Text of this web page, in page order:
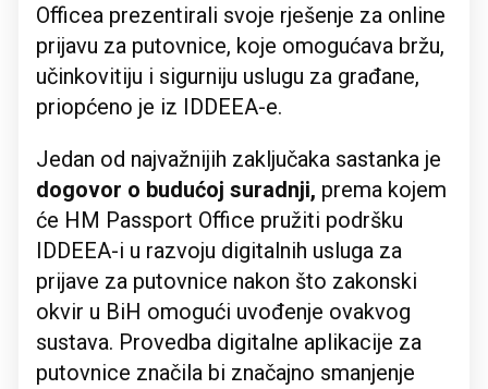
Officea prezentirali svoje rješenje za online
prijavu za putovnice, koje omogućava bržu,
učinkovitiju i sigurniju uslugu za građane,
priopćeno je iz IDDEEA-e.
Jedan od najvažnijih zaključaka sastanka je
dogovor o budućoj suradnji, prema kojem
će HM Passport Office pružiti podršku
IDDEEA-i u razvoju digitalnih usluga za
prijave za putovnice nakon što zakonski
okvir u BiH omogući uvođenje ovakvog
sustava. Provedba digitalne aplikacije za
putovnice značila bi značajno smanjenje